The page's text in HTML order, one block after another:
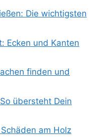
Die wichtigsten
Ecken und Kanten
finden und
übersteht Dein
am Holz